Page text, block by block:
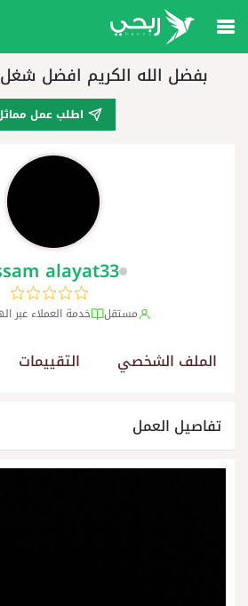
بفضل الله الكريم افضل
اطلب عمل
alayat33
مستقل خدمة العملاء عبر
الملف الشخصي التقييمات
تفاصيل العمل